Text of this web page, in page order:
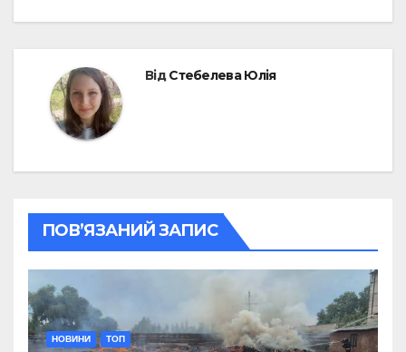
ВідСтебелева Юлія
ПОВ’ЯЗАНИЙ ЗАПИС
НОВИНИ ТОП